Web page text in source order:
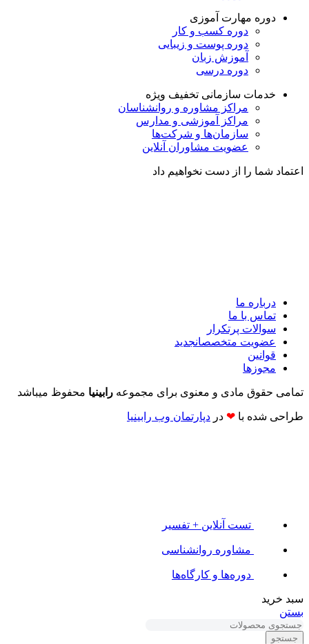
دوره مهارت آموزی
دوره کسب و کار
دوره پوست و زیبایی
آموزش زبان
دوره درسی
خدمات سازمانی تخفیف ویژه
مراکز مشاوره و روانشناسان
مراکز آموزشی و مدارس
سازمان‌ها و شرکت‌ها
عضویت مشاوران آنلاین
اعتماد شما را از دست نخواهیم داد
درباره ما
تماس با ما
سوالات پرتکرار
عضویت متخصصانجدید
قوانین
مجوزها
تمامی حقوق مادی و معنوی برای مجموعه رابینیا محفوظ میباشد
طراحی شده با ❤ در دپارتمان وب رابینیا​​
تست آنلاین + تفسیر
مشاوره روانشناسی
دوره‌ها و کارگاه‌ها
سبد خرید
بستن
جستجو